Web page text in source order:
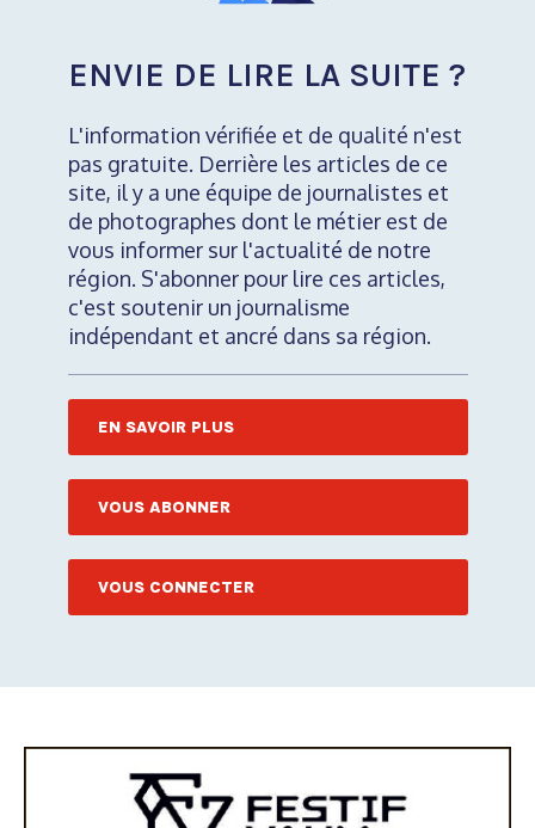
ENVIE DE LIRE LA SUITE ?
L'information vérifiée et de qualité n'est
pas gratuite. Derrière les articles de ce
site, il y a une équipe de journalistes et
de photographes dont le métier est de
vous informer sur l'actualité de notre
région. S'abonner pour lire ces articles,
c'est soutenir un journalisme
indépendant et ancré dans sa région.
EN SAVOIR PLUS
VOUS ABONNER
VOUS CONNECTER